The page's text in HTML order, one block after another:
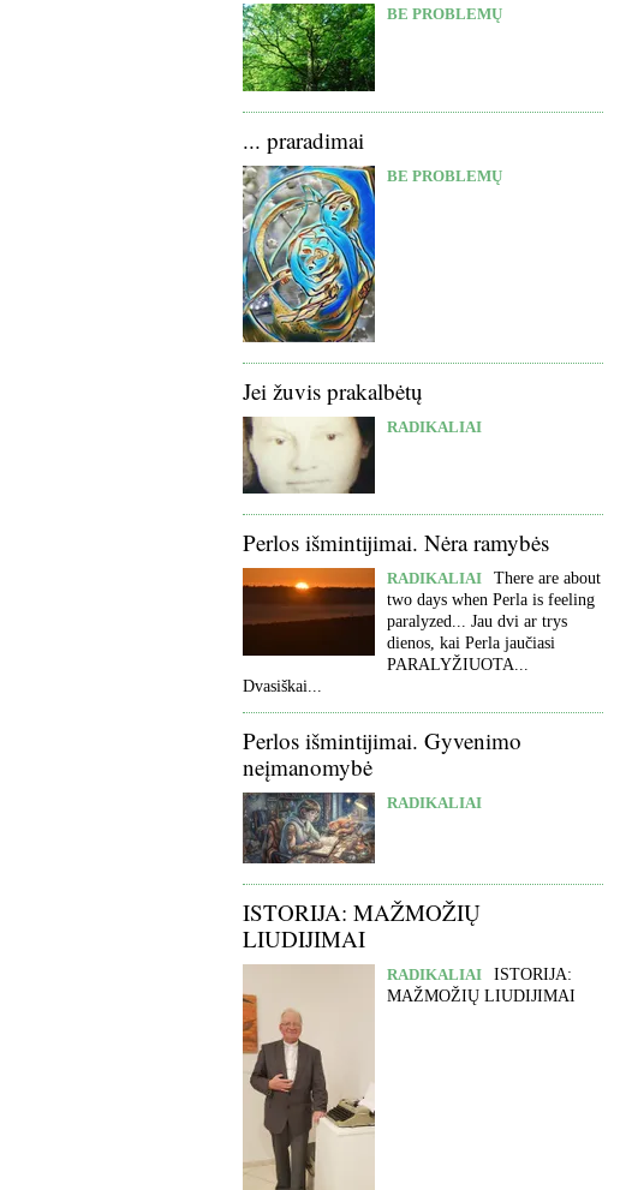
BE PROBLEMŲ
... praradimai
BE PROBLEMŲ
Jei žuvis prakalbėtų
RADIKALIAI
Perlos išmintijimai. Nėra ramybės
RADIKALIAI
There are about
two days when Perla is feeling
paralyzed... Jau dvi ar trys
dienos, kai Perla jaučiasi
PARALYŽIUOTA...
Dvasiškai...
Perlos išmintijimai. Gyvenimo
neįmanomybė
RADIKALIAI
ISTORIJA: MAŽMOŽIŲ
LIUDIJIMAI
RADIKALIAI
ISTORIJA:
MAŽMOŽIŲ LIUDIJIMAI